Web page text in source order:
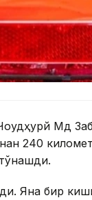
Мд
240
Яна бир